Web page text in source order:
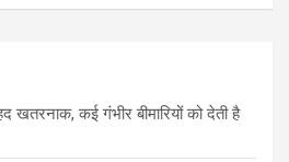
खतरनाक, कई गंभीर बीमारियों को देती है